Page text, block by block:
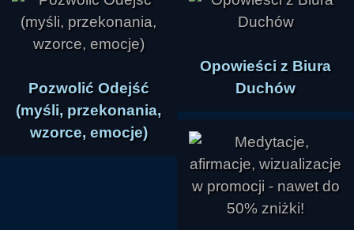
Pozwolić Odejść
(myśli, przekonania,
wzorce, emocje)
Opowieści z Biura
Duchów